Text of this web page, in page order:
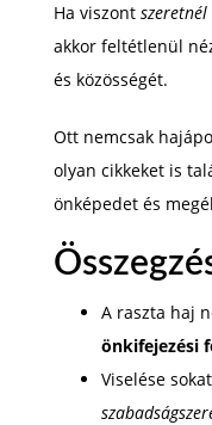
Ha viszont
akkor feltétlenül
és közösségét.
Ott nemcsak
olyan cikkeket is
önképedet és
A raszta haj
önkifejezési
Viselése